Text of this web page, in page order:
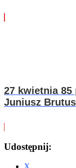
27 kwietnia 85
Juniusz Brutus
Udostępnij:
X